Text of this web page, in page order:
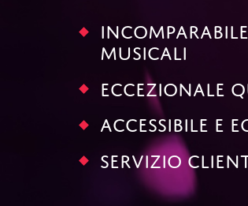
Musicali
Eccezionale
Accessibile E
Servizio